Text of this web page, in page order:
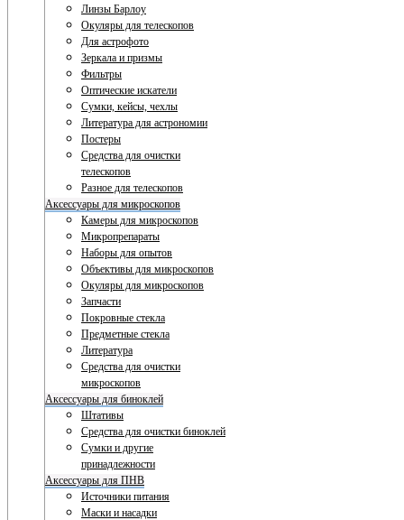
Линзы Барлоу
Окуляры для телескопов
Для астрофото
Зеркала и призмы
Фильтры
Оптические искатели
Сумки, кейсы, чехлы
Литература для астрономии
Постеры
Средства для очистки
телескопов
Разное для телескопов
Аксессуары для микроскопов
Камеры для микроскопов
Микропрепараты
Наборы для опытов
Объективы для микроскопов
Окуляры для микроскопов
Запчасти
Покровные стекла
Предметные стекла
Литература
Средства для очистки
микроскопов
Аксессуары для биноклей
Штативы
Средства для очистки биноклей
Сумки и другие
принадлежности
Аксессуары для ПНВ
Источники питания
Маски и насадки